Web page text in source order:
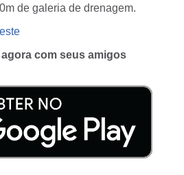
de galeria de drenagem.
com seus amigos